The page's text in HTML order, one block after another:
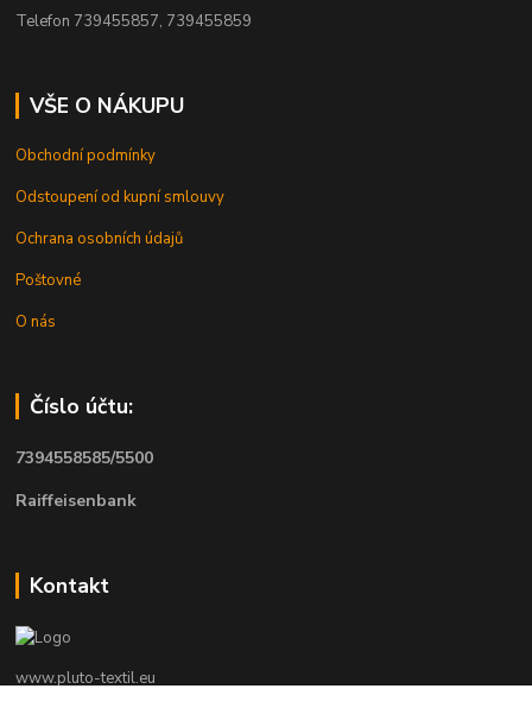
Telefon 739455857, 739455859
VŠE O NÁKUPU
Obchodní podmínky
Odstoupení od kupní smlouvy
Ochrana osobních údajů
Poštovné
O nás
Číslo účtu:
7394558585/5500
Raiffeisenbank
Kontakt
www.pluto-textil.eu